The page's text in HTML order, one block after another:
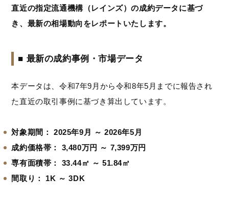
直近の指定流通機構（レインズ）の成約データに基づ
き、最新の相場動向をレポートいたします。
■ 最新の成約事例・市場データ
本データは、令和7年9月から令和8年5月までに報告され
た直近の取引事例に基づき算出しています。
対象期間：
2025年9月 ～ 2026年5月
成約価格帯：
3,480万円 ～ 7,399万円
専有面積帯：
33.44㎡ ～ 51.84㎡
間取り：
1K ～ 3DK